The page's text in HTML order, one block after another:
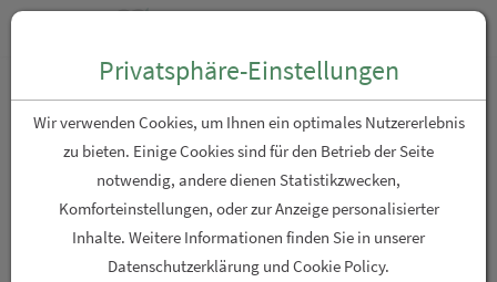
Zum “Inhalt dieser Seite” springen [AK + 0]
Zum Menü “Produkte” springen [AK + 1]
Zum Menü “Über uns / Service” springen [AK + 2]
Zu “Shop-Menüs” springen [AK + 3]
Zum "Barrierefreiheits-Menü" springen [AK + 4]
Zu den “Fusszeilen-Informationen” springen [AK + 5]
Toggle
GreenFood Nutrition Lutein
+ Vitamin A 90 Kapseln
PZN: 6004269
Privatsphäre-Einstellungen
Wir verwenden Cookies, um Ihnen ein optimales Nutzererlebnis
zu bieten. Einige Cookies sind für den Betrieb der Seite
notwendig, andere dienen Statistikzwecken,
Komforteinstellungen, oder zur Anzeige personalisierter
Inhalte. Weitere Informationen finden Sie in unserer
Datenschutzerklärung und Cookie Policy.